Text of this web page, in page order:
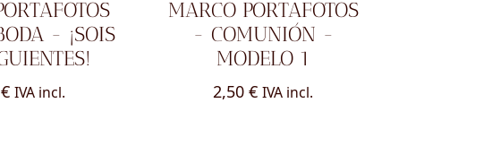
- ¡SOIS
€ IVA incl.
MARCO PORTAFOTOS
- COMUNIÓN -
MODELO 1
2,50€ IVA incl.